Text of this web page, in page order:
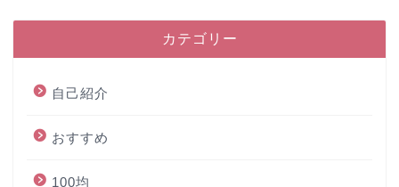
カテゴリー
自己紹介
おすすめ
100均